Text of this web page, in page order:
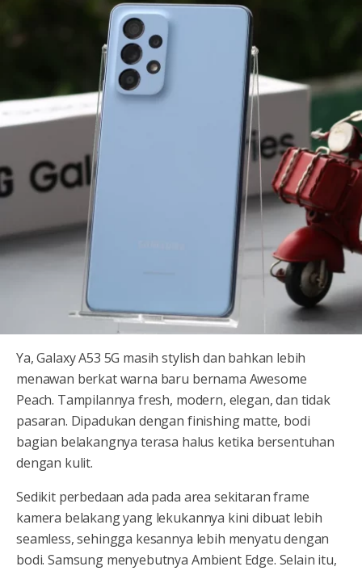
Ya, Galaxy A53 5G masih stylish dan bahkan lebih
menawan berkat warna baru bernama Awesome
Peach. Tampilannya fresh, modern, elegan, dan tidak
pasaran. Dipadukan dengan finishing matte, bodi
bagian belakangnya terasa halus ketika bersentuhan
dengan kulit.
Sedikit perbedaan ada pada area sekitaran frame
kamera belakang yang lekukannya kini dibuat lebih
seamless, sehingga kesannya lebih menyatu dengan
bodi. Samsung menyebutnya Ambient Edge. Selain itu,